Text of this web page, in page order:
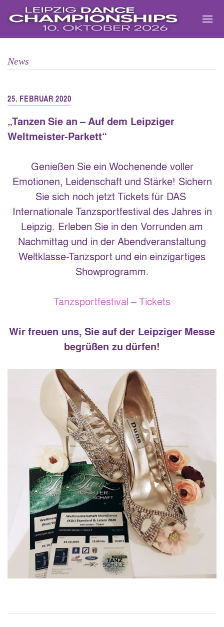
Inhalt
springen
News
25. FEBRUAR 2020
„Tanzen Sie an – Auf dem Leipziger
Weltmeister-Parkett“
Genießen Sie ein Wochenende voller
Emotionen, Leidenschaft und Stärke! Sichern
Sie sich noch jetzt Tickets für DAS
Internationale Tanzsportfestival des Jahres in
Leipzig. Erleben Sie in den Vorrunden am
Nachmittag und in der Abendveranstaltung
Weltklasse-Tanzsport und ein einzigartiges
Showprogramm.
Tanzsportfestival – Tickets
Wir freuen uns, Sie auf der Leipziger Messe
begrüßen zu dürfen!